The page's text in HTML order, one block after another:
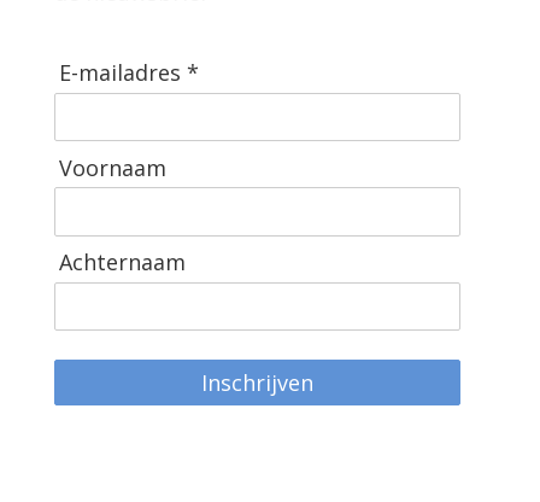
E-mailadres *
Voornaam
Achternaam
Inschrijven